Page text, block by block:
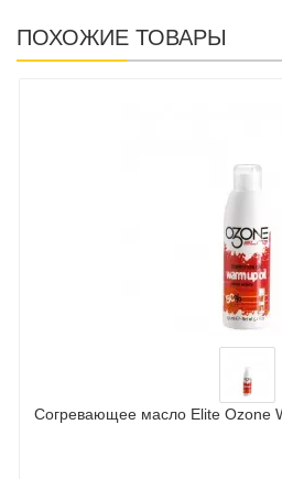
ПОХОЖИЕ ТОВАРЫ
Согревающее масло Elite Ozone